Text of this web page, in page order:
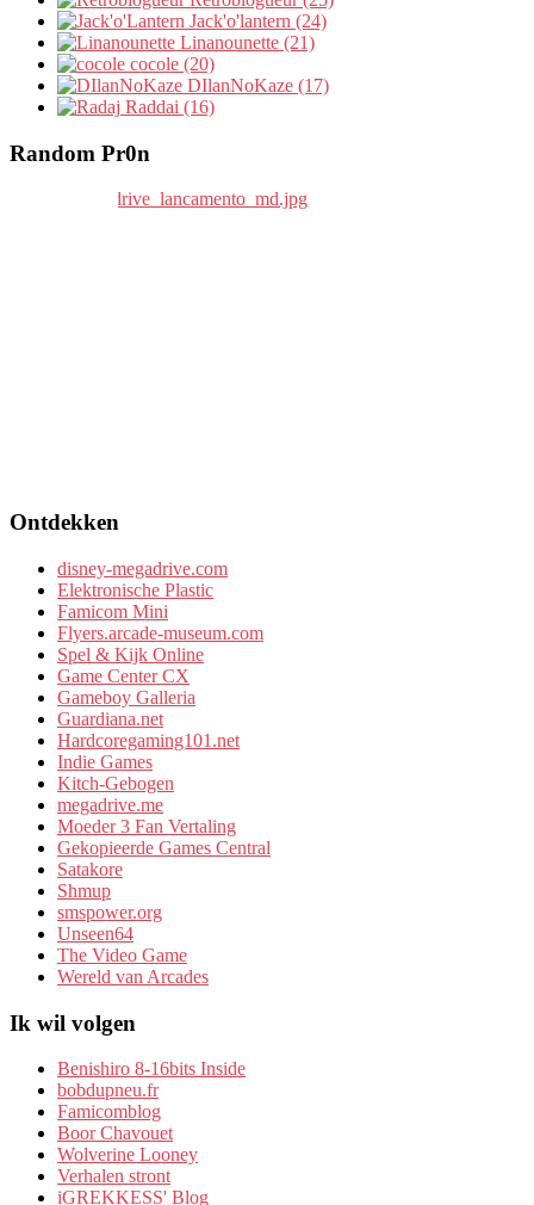
Jack'o'lantern (24)
Linanounette (21)
cocole (20)
DIlanNoKaze (17)
Raddai (16)
Random Pr0n
Ontdekken
disney-megadrive.com
Elektronische Plastic
Famicom Mini
Flyers.arcade-museum.com
Spel & Kijk Online
Game Center CX
Gameboy Galleria
Guardiana.net
Hardcoregaming101.net
Indie Games
Kitch-Gebogen
megadrive.me
Moeder 3 Fan Vertaling
Gekopieerde Games Central
Satakore
Shmup
smspower.org
Unseen64
The Video Game
Wereld van Arcades
Ik wil volgen
Benishiro 8-16bits Inside
bobdupneu.fr
Famicomblog
Boor Chavouet
Wolverine Looney
Verhalen stront
iGREKKESS' Blog